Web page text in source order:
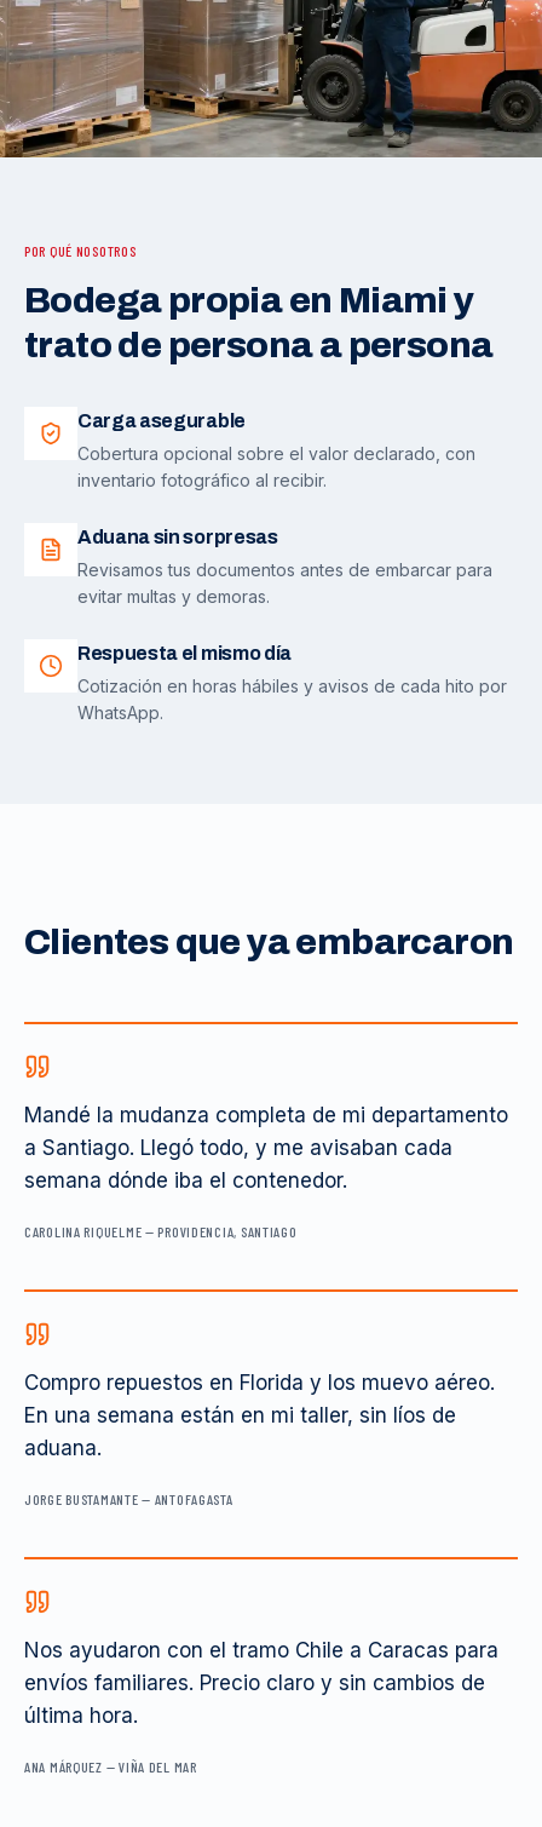
POR QUÉ NOSOTROS
Bodega propia en Miami y
trato de persona a persona
Carga asegurable
Cobertura opcional sobre el valor declarado, con
inventario fotográfico al recibir.
Aduana sin sorpresas
Revisamos tus documentos antes de embarcar para
evitar multas y demoras.
Respuesta el mismo día
Cotización en horas hábiles y avisos de cada hito por
WhatsApp.
Clientes que ya embarcaron
Mandé la mudanza completa de mi departamento
a Santiago. Llegó todo, y me avisaban cada
semana dónde iba el contenedor.
CAROLINA RIQUELME —PROVIDENCIA, SANTIAGO
Compro repuestos en Florida y los muevo aéreo.
En una semana están en mi taller, sin líos de
aduana.
JORGE BUSTAMANTE — ANTOFAGASTA
Nos ayudaron con el tramo Chile a Caracas para
envíos familiares. Precio claro y sin cambios de
última hora.
ANA MÁRQUEZ —VIÑA DEL MAR